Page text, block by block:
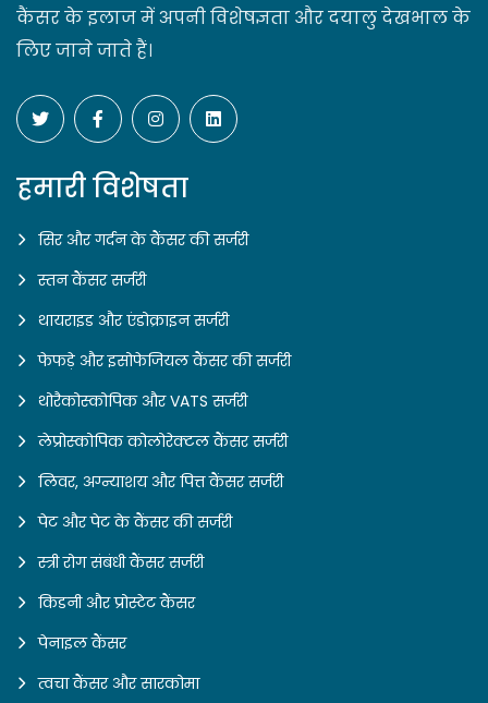
कैंसर के इलाज में अपनी विशेषज्ञता और दयालु देखभाल के
लिए जाने जाते हैं।
हमारी विशेषता
सिर और गर्दन के कैंसर की सर्जरी
स्तन कैंसर सर्जरी
थायराइड और एंडोक्राइन सर्जरी
फेफड़े और इसोफेजियल कैंसर की सर्जरी
थोरैकोस्कोपिक और VATS सर्जरी
लेप्रोस्कोपिक कोलोरेक्टल कैंसर सर्जरी
लिवर, अग्न्याशय और पित्त कैंसर सर्जरी
पेट और पेट के कैंसर की सर्जरी
स्त्री रोग संबंधी कैंसर सर्जरी
किडनी और प्रोस्टेट कैंसर
पेनाइल कैंसर
त्वचा कैंसर और सारकोमा